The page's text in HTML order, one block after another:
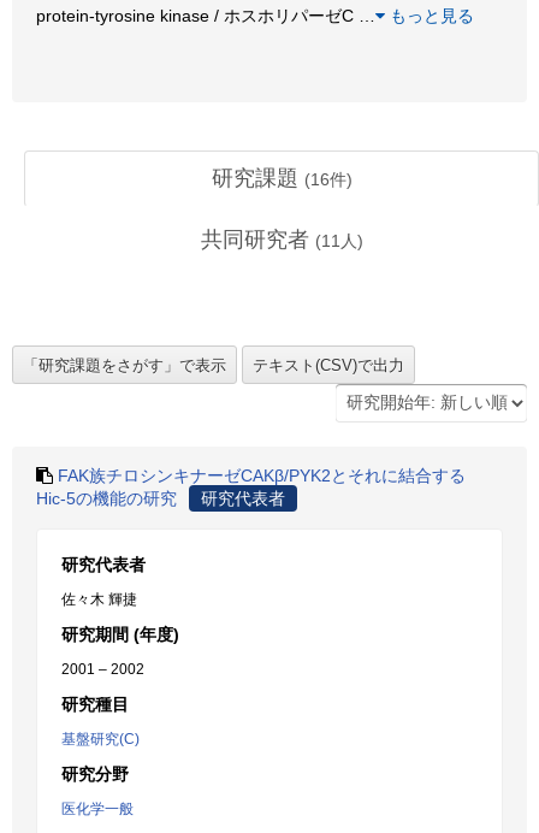
protein-tyrosine kinase / ホスホリパーゼC
もっと見る
研究課題 (16件)
共同研究者 (11 人)
FAK族チロシンキナーゼCAKβ/PYK2とそれに結合する
Hic-5の機能の研究
研究代表者
研究代表者
佐々木 輝捷
研究期間 (年度)
2001 – 2002
研究種目
基盤研究(C)
研究分野
医化学一般